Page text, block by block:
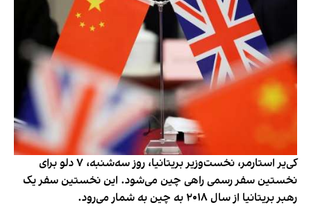
کی‌یر استارمر، نخست‌وزیر بریتانیا، روز سه‌شنبه، ۷ دلو برای
نخستین سفر رسمی راهی چین می‌شود. این نخستین سفر یک
رهبر بریتانیا از سال ۲۰۱۸ به چین به شمار می‌رود.